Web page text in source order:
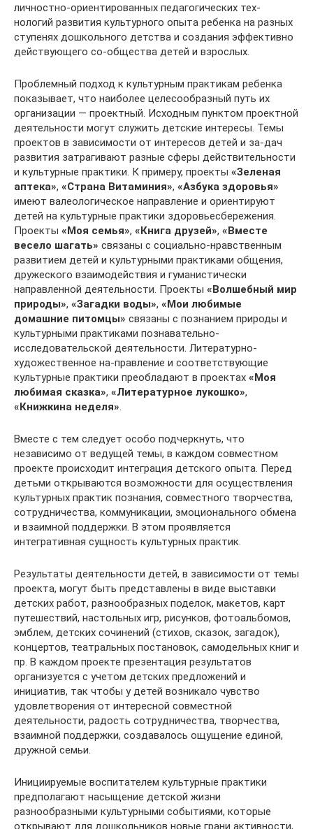
личностно-ориентированных педагогических тех-
нологий развития культурного опыта ребенка на разных
ступенях дошкольного детства и создания эффективно
действующего со-общества детей и взрослых.
Проблемный подход к культурным практикам ребенка
показывает, что наиболее целесообразный путь их
организации — проектный. Исходным пунктом проектной
деятельности могут служить детские интересы. Темы
проектов в зависимости от интересов детей и за-дач
развития затрагивают разные сферы действительности
и культурные практики. К примеру, проекты «Зеленая
аптека», «Страна Витаминия», «Азбука здоровья»
имеют валеологическое направление и ориентируют
детей на культурные практики здоровьесбережения.
Проекты «Моя семья», «Книга друзей», «Вместе
весело шагать» связаны с социально-нравственным
развитием детей и культурными практиками общения,
дружеского взаимодействия и гуманистически
направленной деятельности. Проекты «Волшебный мир
природы», «Загадки воды», «Мои любимые
домашние питомцы» связаны с познанием природы и
культурными практиками познавательно-
исследовательской деятельности. Литературно-
художественное на-правление и соответствующие
культурные практики преобладают в проектах «Моя
любимая сказка», «Литературное лукошко»,
«Книжкина неделя».
Вместе с тем следует особо подчеркнуть, что
независимо от ведущей темы, в каждом совместном
проекте происходит интеграция детского опыта. Перед
детьми открываются возможности для осуществления
культурных практик познания, совместного творчества,
сотрудничества, коммуникации, эмоционального обмена
и взаимной поддержки. В этом проявляется
интегративная сущность культурных практик.
Результаты деятельности детей, в зависимости от темы
проекта, могут быть представлены в виде выставки
детских работ, разнообразных поделок, макетов, карт
путешествий, настольных игр, рисунков, фотоальбомов,
эмблем, детских сочинений (стихов, сказок, загадок),
концертов, театральных постановок, самодельных книг и
пр. В каждом проекте презентация результатов
организуется с учетом детских предложений и
инициатив, так чтобы у детей возникало чувство
удовлетворения от интересной совместной
деятельности, радость сотрудничества, творчества,
взаимной поддержки, создавалось ощущение единой,
дружной семьи.
Инициируемые воспитателем культурные практики
предполагают насыщение детской жизни
разнообразными культурными событиями, которые
открывают для дошкольников новые грани активности,